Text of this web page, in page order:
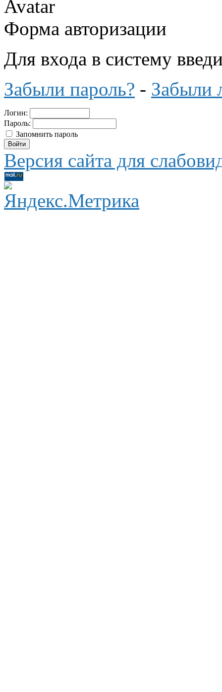
Форма авторизации
Для входа в систему
Забыли пароль? - Забыли
Логин:
Пароль:
Запомнить пароль
Версия сайта для